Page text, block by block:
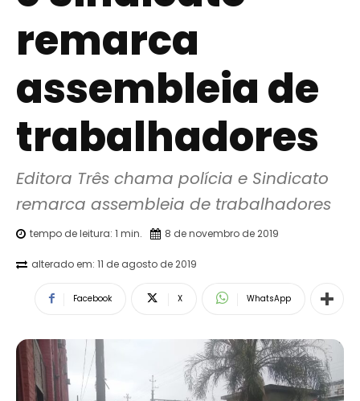
remarca
assembleia de
trabalhadores
Editora Três chama polícia e Sindicato
remarca assembleia de trabalhadores
tempo de leitura: 1 min. 8 de novembro de 2019
alterado em: 11 de agosto de 2019
Facebook X WhatsApp